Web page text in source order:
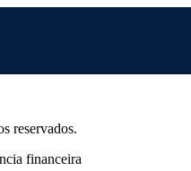
reservados.
financeira